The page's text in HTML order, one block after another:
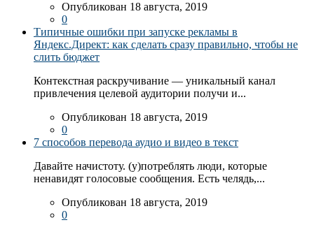
Опубликован 18 августа, 2019
0
Типичные ошибки при запуске рекламы в
Яндекс.Директ: как сделать сразу правильно, чтобы не
слить бюджет
Контекстная раскручивание — уникальный канал
привлечения целевой аудитории получи и...
Опубликован 18 августа, 2019
0
7 способов перевода аудио и видео в текст
Давайте начистоту. (у)потреблять люди, которые
ненавидят голосовые сообщения. Есть челядь,...
Опубликован 18 августа, 2019
0